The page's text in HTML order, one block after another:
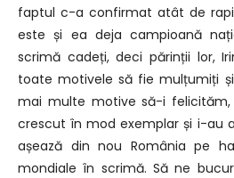
faptul c-a confirmat atât de
este și ea deja campioană
scrimă cadeți, deci părinții lor,
toate motivele să fie mulțumiți
mai multe motive să-i
crescut în mod exemplar și i-au
așează din nou România pe
mondiale în scrimă. Să ne